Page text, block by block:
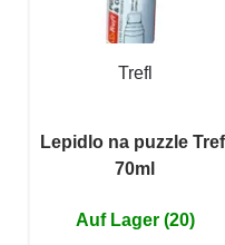
Trefl
Lepidlo na puzzle Trefl
70ml
Auf Lager (20)